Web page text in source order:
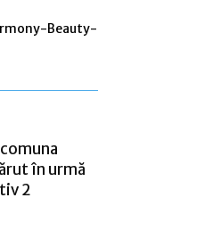
Beauty-
în urmă
2